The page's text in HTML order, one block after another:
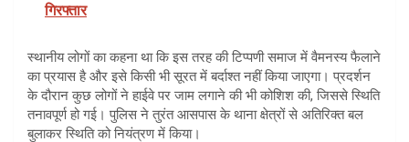
गिरफ्तार
स्थानीय लोगों का कहना था कि इस तरह की टिप्पणी समाज में वैमनस्य फैलाने
का प्रयास है और इसे किसी भी सूरत में बर्दाश्त नहीं किया जाएगा। प्रदर्शन
के दौरान कुछ लोगों ने हाईवे पर जाम लगाने की भी कोशिश की, जिससे स्थिति
तनावपूर्ण हो गई। पुलिस ने तुरंत आसपास के थाना क्षेत्रों से अतिरिक्त बल
बुलाकर स्थिति को नियंत्रण में किया।